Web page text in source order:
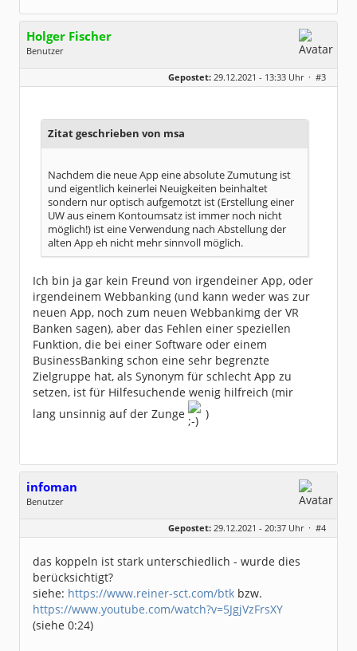
Holger Fischer
Benutzer
Geschlecht:
Alter:
54
Gepostet: 29.12.2021 - 13:33 Uhr · #3
Zitat geschrieben von msa
Nachdem die neue App eine absolute Zumutung ist
und eigentlich keinerlei Neuigkeiten beinhaltet
sondern nur optisch aufgemotzt ist (Erstellung einer
UW aus einem Kontoumsatz ist immer noch nicht
möglich!) ist eine Verwendung nach Abstellung der
alten App eh nicht mehr sinnvoll möglich.
Ich bin ja gar kein Freund von irgendeiner App, oder
irgendeinem Webbanking (und kann weder was zur
neuen App, noch zum neuen Webbankimg der VR
Banken sagen), aber das Fehlen einer speziellen
Funktion, die bei einer Software oder einem
BusinessBanking schon eine sehr begrenzte
Zielgruppe hat, als Synonym für schlecht App zu
setzen, ist für Hilfesuchende wenig hilfreich (mir
lang unsinnig auf der Zunge
)
infoman
Benutzer
Dabei seit:
06 / 2008
Gepostet: 29.12.2021 - 20:37 Uhr · #4
das koppeln ist stark unterschiedlich - wurde dies
berücksichtigt?
siehe: https://www.reiner-sct.com/btk bzw.
https://www.youtube.com/watch?v=5JgjVzFrsXY
(siehe 0:24)